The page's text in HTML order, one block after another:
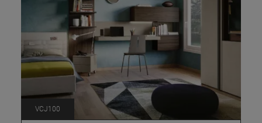
VCJ100